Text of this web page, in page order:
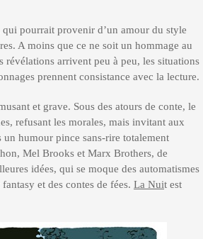
pourrait provenir d’un amour du style
A moins que ce ne soit un hommage au
révélations arrivent peu à peu, les situations
prennent consistance avec la lecture.
et grave. Sous des atours de conte, le
refusant les morales, mais invitant aux
un humour pince sans-rire totalement
Mel Brooks et Marx Brothers, de
idées, qui se moque des automatismes
et des contes de fées. La Nuit est